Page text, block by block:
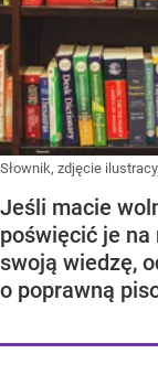
Słownik, zdjęcie
Jeśli macie
poświęcić je na
swoją wiedzę,
o poprawną